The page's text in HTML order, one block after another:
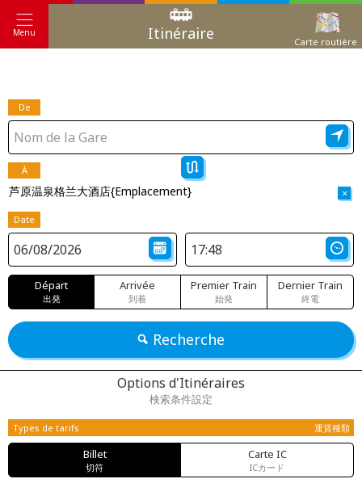
Menu Itinéraire Carte routière
De
À
芦原温泉格兰大酒店{Emplacement} ×
Date
Départ
出発
Arrivée
到着
Premier Train
始発
Dernier Train
終電
Recherche
Options d'Itinéraires
検索条件設定
Types de tarifs 運賃種類
Billet
切符
Carte IC
ICカード